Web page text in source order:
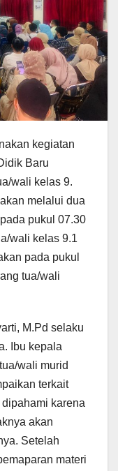
kegiatan
Baru
wali kelas 9.
melalui dua
pukul 07.30
wali kelas 9.1
pada pukul
tua/wali
M.Pd selaku
Ibu kepala
wali murid
terkait
karena
akan
Setelah
materi